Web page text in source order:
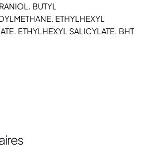
BUTYL
ETHYLHEXYL
ETHYLHEXYL SALICYLATE. BHT